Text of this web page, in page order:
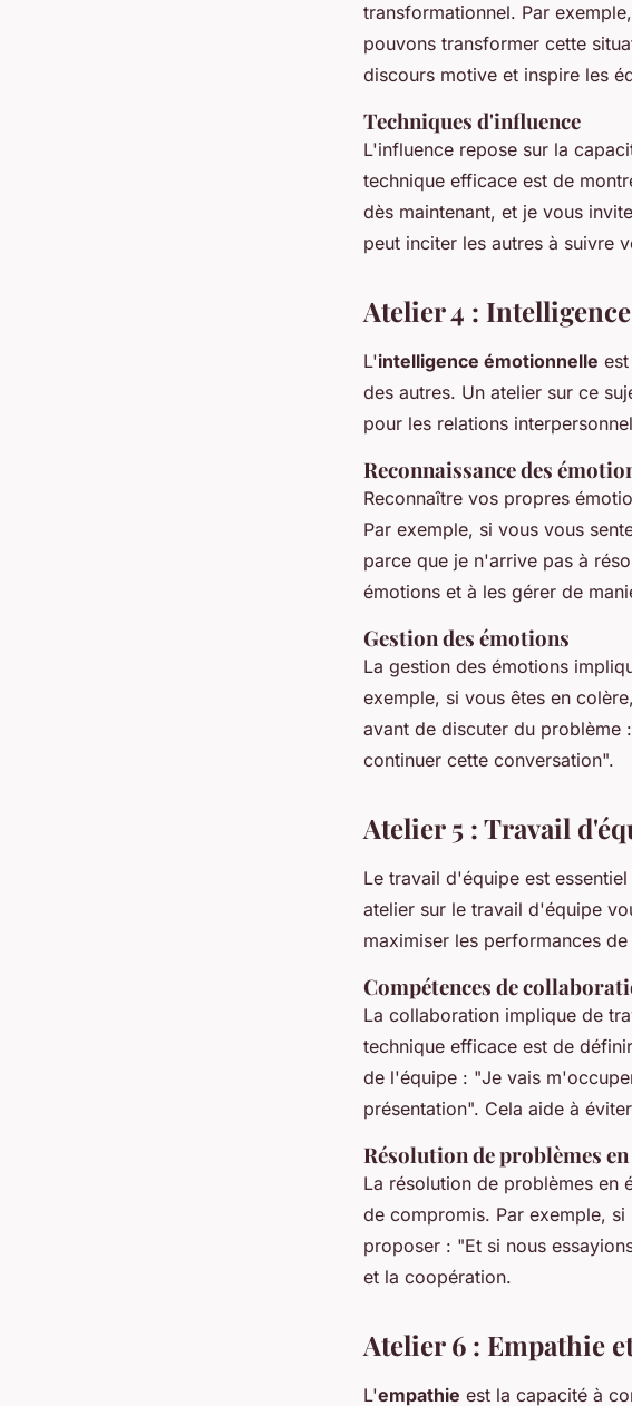
transformationnel. Par
pouvons transformer cette
discours motive et inspire les
Techniques d'influence
L'influence repose sur la
technique efficace est de
dès maintenant, et je vous
peut inciter les autres à suivre
Atelier 4 :
L'intelligence émotionnelle
des autres. Un atelier sur ce
pour les relations
Reconnaissance des
Reconnaître vos propres
Par exemple, si vous vous
parce que je n'arrive pas à
émotions et à les gérer de
Gestion des émotions
La gestion des émotions
exemple, si vous êtes en
avant de discuter du problème
continuer cette conversation".
Atelier 5 : Travail
Le travail d'équipe est
atelier sur le travail d'équipe
maximiser les performances
Compétences de
La collaboration implique de
technique efficace est de
de l'équipe : "Je vais
présentation". Cela aide à
Résolution de problèmes
La résolution de problèmes en
de compromis. Par exemple,
proposer : "Et si nous
et la coopération.
Atelier 6 : Empathie
L'empathie est la capacité à